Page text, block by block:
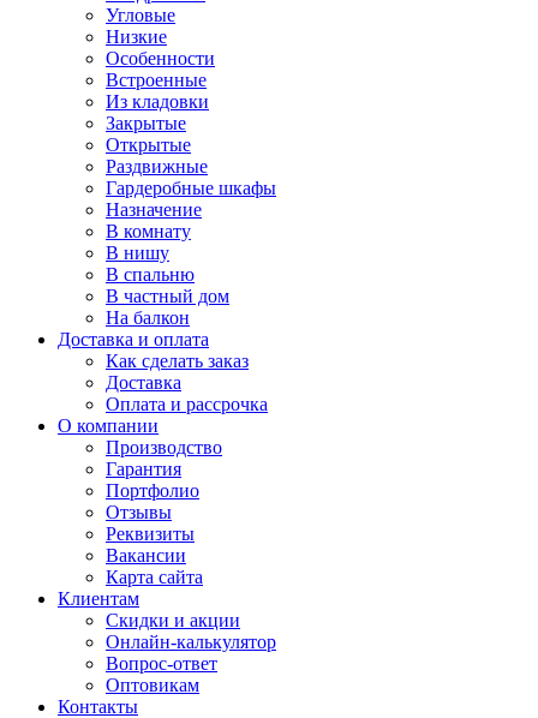
Угловые
Низкие
Особенности
Встроенные
Из кладовки
Закрытые
Открытые
Раздвижные
Гардеробные шкафы
Назначение
В комнату
В нишу
В спальню
В частный дом
На балкон
Доставка и оплата
Как сделать заказ
Доставка
Оплата и рассрочка
О компании
Производство
Гарантия
Портфолио
Отзывы
Реквизиты
Вакансии
Карта сайта
Клиентам
Скидки и акции
Онлайн-калькулятор
Вопрос-ответ
Оптовикам
Контакты